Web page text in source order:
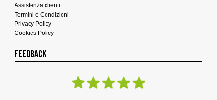
Assistenza clienti
Termini e Condizioni
Privacy Policy
Cookies Policy
FEEDBACK